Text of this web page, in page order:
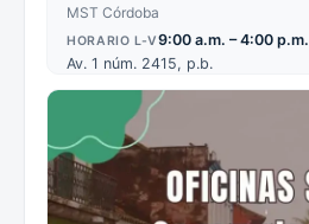
MST Córdoba
HORARIO L-V9:00 a.m. – 4:00 p.m.
Av. 1 núm. 2415, p.b.